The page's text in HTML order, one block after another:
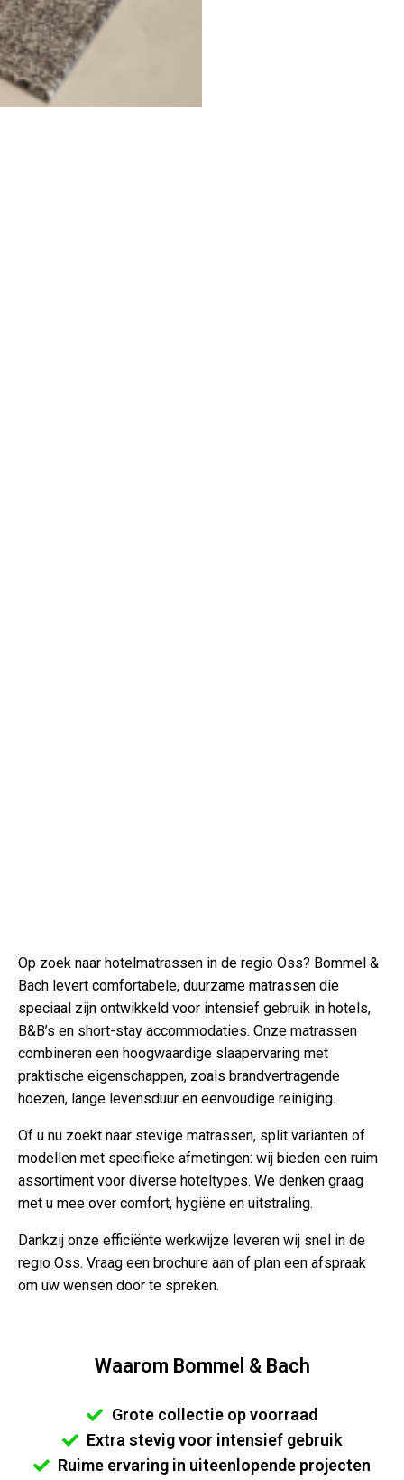
Op zoek naar hotelmatrassen in de regio Oss? Bommel &
Bach levert comfortabele, duurzame matrassen die
speciaal zijn ontwikkeld voor intensief gebruik in hotels,
B&B’s en short-stay accommodaties. Onze matrassen
combineren een hoogwaardige slaapervaring met
praktische eigenschappen, zoals brandvertragende
hoezen, lange levensduur en eenvoudige reiniging.
Of u nu zoekt naar stevige matrassen, split varianten of
modellen met specifieke afmetingen: wij bieden een ruim
assortiment voor diverse hoteltypes. We denken graag
met u mee over comfort, hygiëne en uitstraling.
Dankzij onze efficiënte werkwijze leveren wij snel in de
regio Oss. Vraag een brochure aan of plan een afspraak
om uw wensen door te spreken.
Waarom Bommel & Bach
Grote collectie op voorraad
Extra stevig voor intensief gebruik
Ruime ervaring in uiteenlopende projecten